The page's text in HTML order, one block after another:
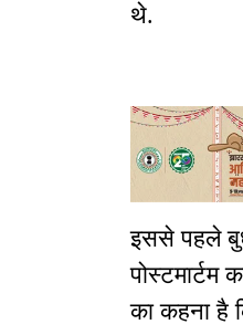
थे.
इससे पहले
पोस्टमार्टम
का कहना है